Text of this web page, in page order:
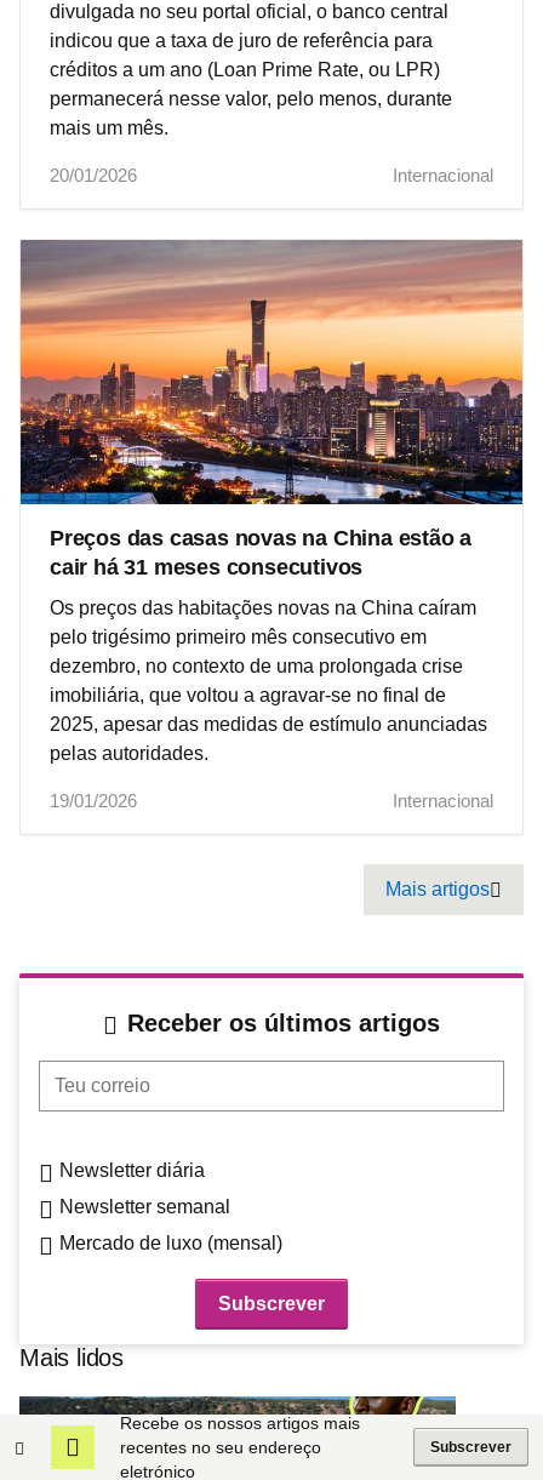
divulgada no seu portal oficial, o banco central
indicou que a taxa de juro de referência para
créditos a um ano (Loan Prime Rate, ou LPR)
permanecerá nesse valor, pelo menos, durante
mais um mês.
20/01/2026 Internacional
Preços das casas novas na China estão a
cair há 31 meses consecutivos
Os preços das habitações novas na China caíram
pelo trigésimo primeiro mês consecutivo em
dezembro, no contexto de uma prolongada crise
imobiliária, que voltou a agravar-se no final de
2025, apesar das medidas de estímulo anunciadas
pelas autoridades.
19/01/2026 Internacional
Mais artigos
Recebe os nossos artigos mais
recentes no seu endereço
eletrónico
Subscrever
Receber os últimos artigos
Teu correio
Newsletter diária
Newsletter semanal
Mercado de luxo (mensal)
Mais lidos